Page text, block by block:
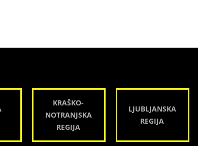
KRAŠKO-
NOTRANJSKA
REGIJA
LJUBLJANSKA
REGIJA